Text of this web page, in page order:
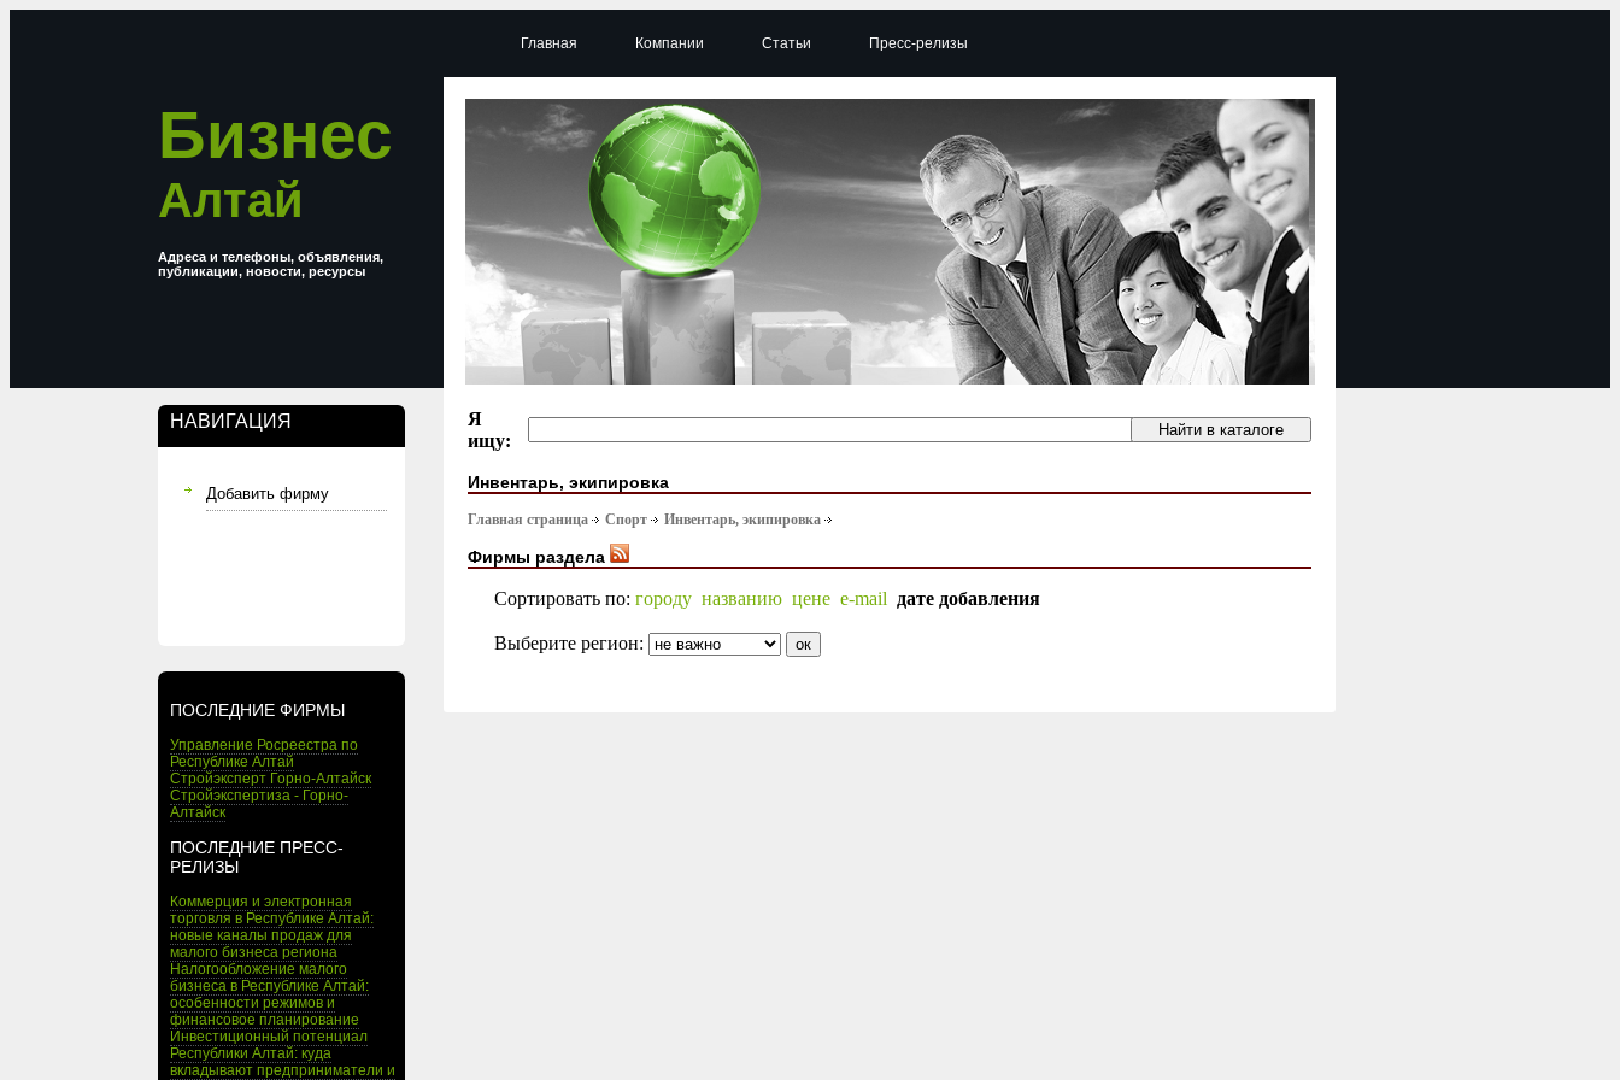
Бизнес
Алтай
Адреса и телефоны, объявления,
публикации, новости, ресурсы
НАВИГАЦИЯ
Добавить фирму
ПОСЛЕДНИЕ ФИРМЫ
Управление Росреестра по
Республике Алтай
Стройэксперт Горно-Алтайск
Стройэкспертиза - Горно-
Алтайск
ПОСЛЕДНИЕ ПРЕСС-
РЕЛИЗЫ
Коммерция и электронная
торговля в Республике Алтай:
новые каналы продаж для
малого бизнеса региона
Налогообложение малого
бизнеса в Республике Алтай:
особенности режимов и
финансовое планирование
Инвестиционный потенциал
Республики Алтай: куда
вкладывают предприниматели и
Главная Компании Статьи Пресс-релизы
Я
ищу:
Инвентарь, экипировка
Главная страница Спорт Инвентарь, экипировка
Фирмы раздела
Сортировать по: городу названию цене e-mail дате добавления
Выберите регион: